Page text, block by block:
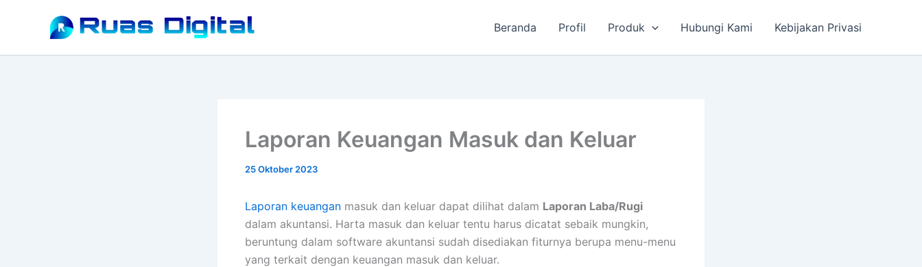
Beranda Profil Produk Hubungi Kami Kebijakan Privasi
Laporan Keuangan Masuk dan Keluar
25 Oktober 2023
Laporan keuangan masuk dan keluar dapat dilihat dalam Laporan Laba/Rugi
dalam akuntansi. Harta masuk dan keluar tentu harus dicatat sebaik mungkin,
beruntung dalam software akuntansi sudah disediakan fiturnya berupa menu-menu
yang terkait dengan keuangan masuk dan keluar.